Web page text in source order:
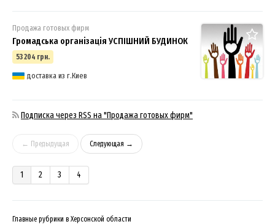
Продажа готовых фирм
Громадська організація УСПІШНИЙ БУДИНОК
53 204 грн.
доставка из г.Киев
Подписка через RSS на "Продажа готовых фирм"
← Предыдущая Следующая →
1 2 3 4
Главные рубрики в Херсонской области